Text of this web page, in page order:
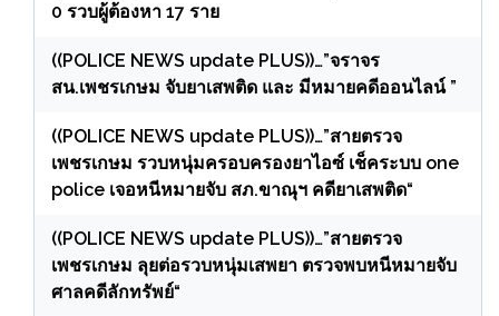
0 รวบผู้ต้องหา 17 ราย
((POLICE NEWS update PLUS))…”จราจร
สน.เพชรเกษม จับยาเสพติด และ มีหมายคดีออนไลน์ ”
((POLICE NEWS update PLUS))…”สายตรวจ
เพชรเกษม รวบหนุ่มครอบครองยาไอซ์ เช็คระบบ one
police เจอหนีหมายจับ สภ.ขาณุฯ คดียาเสพติด“
((POLICE NEWS update PLUS))…”สายตรวจ
เพชรเกษม ลุยต่อรวบหนุ่มเสพยา ตรวจพบหนีหมายจับ
ศาลคดีลักทรัพย์“